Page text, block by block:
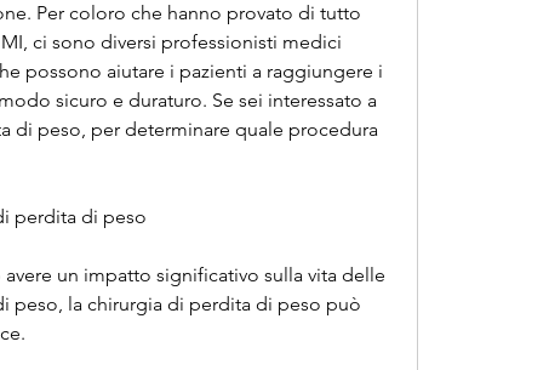
ci sono diversi professionisti medici
possono aiutare i pazienti a raggiungere i
sicuro e duraturo. Se sei interessato a
di peso, per determinare quale procedura
perdita di peso
un impatto significativo sulla vita delle
peso, la chirurgia di perdita di peso può